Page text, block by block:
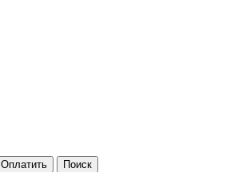
Оплатить Поиск